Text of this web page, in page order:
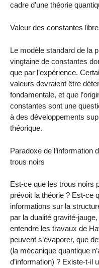
cadre d’une théorie
Valeur des constantes
Le modèle standard de la
vingtaine de constantes
que par l’expérience.
valeurs devraient être
fondamentale, et que
constantes sont une
à des développements
théorique.
Paradoxe de l’information
trous noirs
Est-ce que les trous noirs
prévoit la théorie ? Est-ce
informations sur la
par la dualité gravité-
entendre les travaux de
peuvent s’évaporer, que
(la mécanique quantique
d’information) ? Existe-t-il